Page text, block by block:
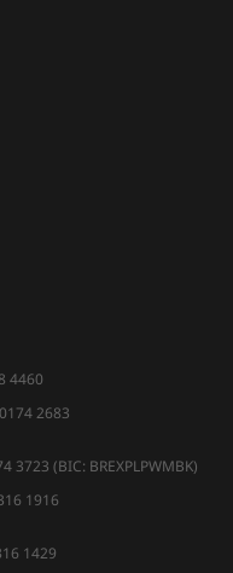
4460
2683
3723 (BIC: BREXPLPWMBK)
1916
1429